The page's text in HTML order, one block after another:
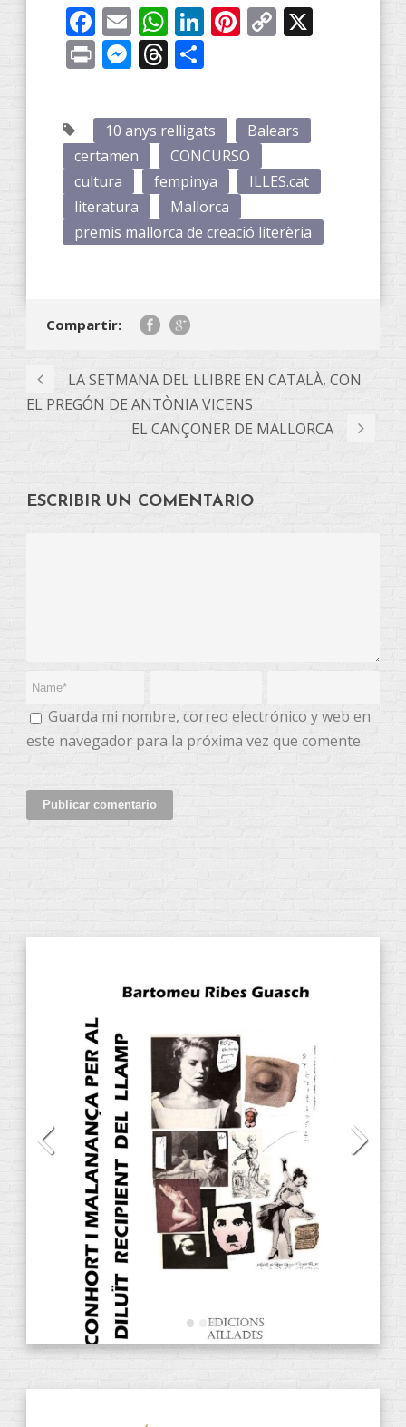
Facebook
EmailWhatsApp
LinkedIn
Pinterest
Copy
PrintMessenger
Threads
10 anys relligats
Balears
certamen
CONCURSO
cultura
fempinya
ILLES.cat
literatura
Mallorca
premis mallorca de creació literèria
Compartir:
LA SETMANA DEL LLIBRE EN CATALÀ, CON
EL PREGÓN DE ANTÒNIA VICENS
EL CANÇONER DE MALLORCA
ESCRIBIR UN COMENTARIO
Guarda mi nombre, correo electrónico y web en
este navegador para la próxima vez que comente.
CATEGORÍAS DE PRODUCTOS
Audiolibros (13)
CD (2)
DVD
E-Books
(31)
ANACRÈPTICA(7)
BARBARIA(3)
fARSA
ObScena(1)